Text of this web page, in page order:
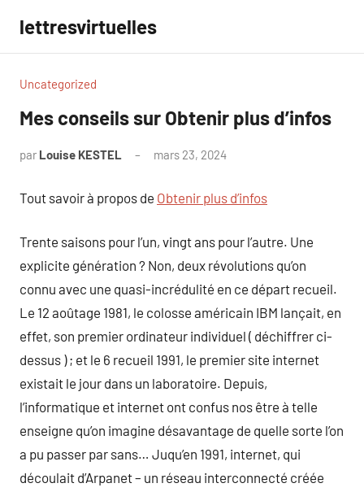
contenu
lettresvirtuelles
Uncategorized
Mes conseils sur Obtenir plus d’infos
par Louise KESTEL mars 23, 2024
Tout savoir à propos de Obtenir plus d’infos
Trente saisons pour l’un, vingt ans pour l’autre. Une
explicite génération ? Non, deux révolutions qu’on
connu avec une quasi-incrédulité en ce départ recueil.
Le 12 aoûtage 1981, le colosse américain IBM lançait, en
effet, son premier ordinateur individuel ( déchiffrer ci-
dessus ) ; et le 6 recueil 1991, le premier site internet
existait le jour dans un laboratoire. Depuis,
l’informatique et internet ont confus nos être à telle
enseigne qu’on imagine désavantage de quelle sorte l’on
a pu passer par sans… Juqu’en 1991, internet, qui
découlait d’Arpanet – un réseau interconnecté créée